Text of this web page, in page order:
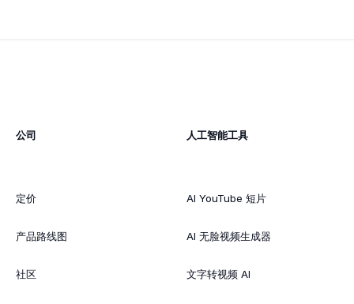
公司
定价
产品路线图
社区
人工智能工具
AI YouTube 短片
AI 无脸视频生成器
文字转视频 AI